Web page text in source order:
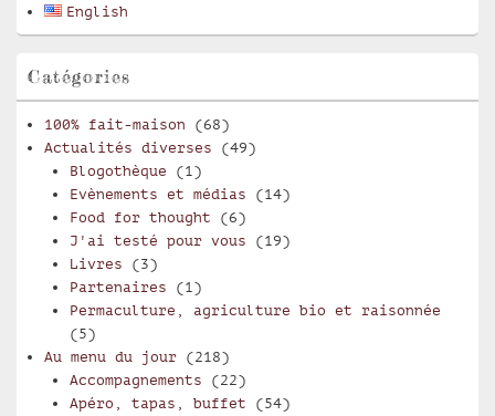
latérale English
Catégories
100% fait-maison (68)
Actualités diverses (49)
Blogothèque (1)
Evènements et médias (14)
Food for thought (6)
J'ai testé pour vous (19)
Livres (3)
Partenaires (1)
Permaculture, agriculture bio et raisonnée
(5)
Au menu du jour (218)
Accompagnements (22)
Apéro, tapas, buffet (54)